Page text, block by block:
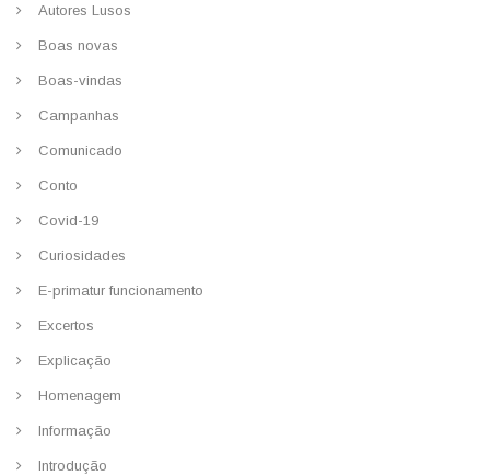
Autores Lusos
Boas novas
Boas-vindas
Campanhas
Comunicado
Conto
Covid-19
Curiosidades
E-primatur funcionamento
Excertos
Explicação
Homenagem
Informação
Introdução